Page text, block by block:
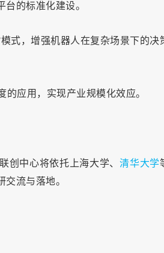
的标准化建设。
式，增强机器人在复杂场景下的决
应用，实现产业规模化效应。
创中心将依托上海大学、清华大学
流与落地。